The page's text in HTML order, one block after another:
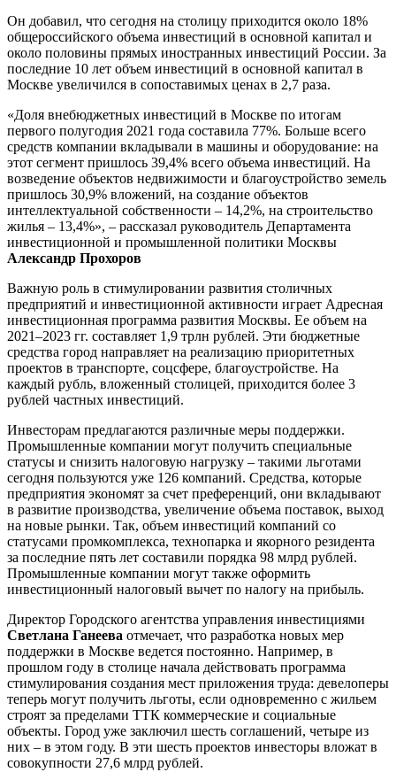
Он добавил, что сегодня на столицу приходится около 18%
общероссийского объема инвестиций в основной капитал и
около половины прямых иностранных инвестиций России. За
последние 10 лет объем инвестиций в основной капитал в
Москве увеличился в сопоставимых ценах в 2,7 раза.
«Доля внебюджетных инвестиций в Москве по итогам
первого полугодия 2021 года составила 77%. Больше всего
средств компании вкладывали в машины и оборудование: на
этот сегмент пришлось 39,4% всего объема инвестиций. На
возведение объектов недвижимости и благоустройство земель
пришлось 30,9% вложений, на создание объектов
интеллектуальной собственности – 14,2%, на строительство
жилья – 13,4%», – рассказал руководитель Департамента
инвестиционной и промышленной политики Москвы
Александр Прохоров
Важную роль в стимулировании развития столичных
предприятий и инвестиционной активности играет Адресная
инвестиционная программа развития Москвы. Ее объем на
2021–2023 гг. составляет 1,9 трлн рублей. Эти бюджетные
средства город направляет на реализацию приоритетных
проектов в транспорте, соцсфере, благоустройстве. На
каждый рубль, вложенный столицей, приходится более 3
рублей частных инвестиций.
Инвесторам предлагаются различные меры поддержки.
Промышленные компании могут получить специальные
статусы и снизить налоговую нагрузку – такими льготами
сегодня пользуются уже 126 компаний. Средства, которые
предприятия экономят за счет преференций, они вкладывают
в развитие производства, увеличение объема поставок, выход
на новые рынки. Так, объем инвестиций компаний со
статусами промкомплекса, технопарка и якорного резидента
за последние пять лет составили порядка 98 млрд рублей.
Промышленные компании могут также оформить
инвестиционный налоговый вычет по налогу на прибыль.
Директор Городского агентства управления инвестициями
Светлана Ганеева отмечает, что разработка новых мер
поддержки в Москве ведется постоянно. Например, в
прошлом году в столице начала действовать программа
стимулирования создания мест приложения труда: девелоперы
теперь могут получить льготы, если одновременно с жильем
строят за пределами ТТК коммерческие и социальные
объекты. Город уже заключил шесть соглашений, четыре из
них – в этом году. В эти шесть проектов инвесторы вложат в
совокупности 27,6 млрд рублей.